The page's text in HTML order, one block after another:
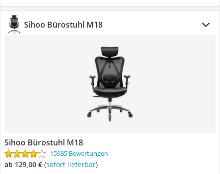
Sihoo Bürostuhl M18
Sihoo Bürostuhl M18
15985 Bewertungen
ab 129,00 € ( Sofort lieferbar)